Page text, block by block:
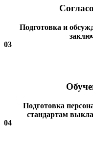
Подготовка и
03
Подготовка
стандартам
04